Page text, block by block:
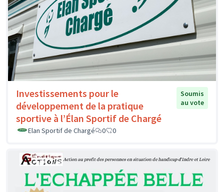
Investissements pour le
développement de la pratique
sportive à l’Élan Sportif de Chargé
Soumis
au vote
Elan Sportif de Chargé 0 0